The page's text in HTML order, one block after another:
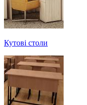
Кутові столи